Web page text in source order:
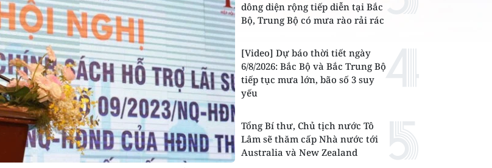
dông diện rộng tiếp diễn tại Bắc
Bộ, Trung Bộ có mưa rào rải rác
[Video] Dự báo thời tiết ngày
6/8/2026: Bắc Bộ và Bắc Trung Bộ
tiếp tục mưa lớn, bão số 3 suy
yếu
Tổng Bí thư, Chủ tịch nước Tô
Lâm sẽ thăm cấp Nhà nước tới
Australia và New Zealand